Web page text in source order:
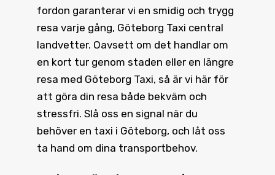
fordon garanterar vi en smidig och trygg
resa varje gång, Göteborg Taxi central
landvetter. Oavsett om det handlar om
en kort tur genom staden eller en längre
resa med Göteborg Taxi, så är vi här för
att göra din resa både bekväm och
stressfri. Slå oss en signal när du
behöver en taxi i Göteborg, och låt oss
ta hand om dina transportbehov.